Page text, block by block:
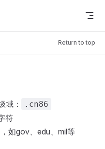
Return to top
域： .cn86
符
如gov、edu、mil等